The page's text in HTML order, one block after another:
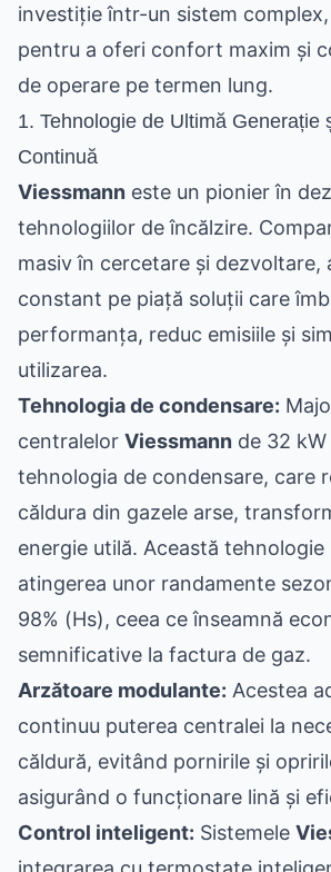
investiție într-un sistem
pentru a oferi confort maxim și
de operare pe termen lung.
1. Tehnologie de Ultimă Generație
Continuă
Viessmann este un pionier în
tehnologiilor de încălzire.
masiv în cercetare și dezvoltare,
constant pe piață soluții care
performanța, reduc emisiile și
utilizarea.
Tehnologia de condensare:
centralelor Viessmann de 32
tehnologia de condensare, care
căldura din gazele arse,
energie utilă. Această
atingerea unor randamente
98% (Hs), ceea ce înseamnă
semnificative la factura de gaz.
Arzătoare modulante: Acestea
continuu puterea centralei la
căldură, evitând pornirile și
asigurând o funcționare lină și
Control inteligent: Sistemele